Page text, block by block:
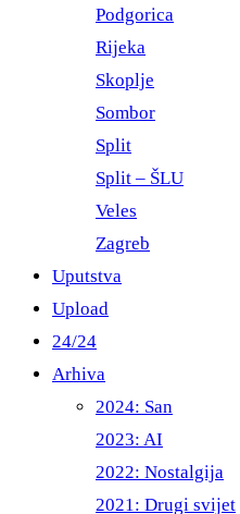
Podgorica
Rijeka
Skoplje
Sombor
Split
Split – ŠLU
Veles
Zagreb
Uputstva
Upload
24/24
Arhiva
2024: San
2023: AI
2022: Nostalgija
2021: Drugi svijet